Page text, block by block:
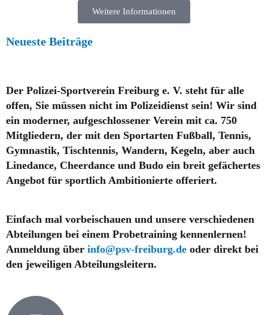
Weitere Informationen
Neueste Beiträge
Der Polizei-Sportverein Freiburg e. V. steht für alle
offen, Sie müssen nicht im Polizeidienst sein! Wir sind
ein moderner, aufgeschlossener Verein mit ca. 750
Mitgliedern, der mit den Sportarten Fußball, Tennis,
Gymnastik, Tischtennis, Wandern, Kegeln, aber auch
Linedance, Cheerdance und Budo ein breit gefächertes
Angebot für sportlich Ambitionierte offeriert.
Einfach mal vorbeischauen und unsere verschiedenen
Abteilungen bei einem Probetraining kennenlernen!
Anmeldung über info@psv-freiburg.de oder direkt bei
den jeweiligen Abteilungsleitern.